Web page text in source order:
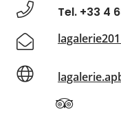
Tel. +33 4